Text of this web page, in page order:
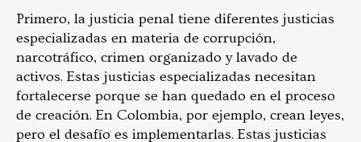
Primero, la justicia penal tiene diferentes justicias
especializadas en materia de corrupción,
narcotráfico, crimen organizado y lavado de
activos. Estas justicias especializadas necesitan
fortalecerse porque se han quedado en el proceso
de creación. En Colombia, por ejemplo, crean leyes,
pero el desafío es implementarlas. Estas justicias